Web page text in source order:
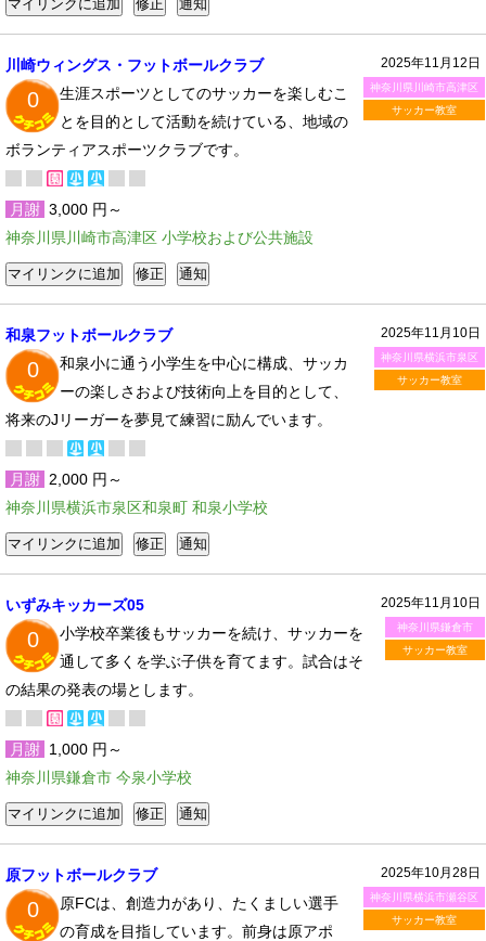
2025年11月12日
神奈川県川崎市高津区
サッカー教室
川崎ウィングス・フットボールクラブ
0
生涯スポーツとしてのサッカーを楽しむこ
とを目的として活動を続けている、地域の
ボランティアスポーツクラブです。
月謝 3,000 円～
神奈川県川崎市高津区 小学校および公共施設
2025年11月10日
神奈川県横浜市泉区
サッカー教室
和泉フットボールクラブ
0
和泉小に通う小学生を中心に構成、サッカ
ーの楽しさおよび技術向上を目的として、
将来のJリーガーを夢見て練習に励んでいます。
月謝 2,000 円～
神奈川県横浜市泉区和泉町 和泉小学校
2025年11月10日
神奈川県鎌倉市
サッカー教室
いずみキッカーズ05
0
小学校卒業後もサッカーを続け、サッカーを
通して多くを学ぶ子供を育てます。試合はそ
の結果の発表の場とします。
月謝 1,000 円～
神奈川県鎌倉市 今泉小学校
2025年10月28日
神奈川県横浜市瀬谷区
サッカー教室
原フットボールクラブ
0
原FCは、創造力があり、たくましい選手
の育成を目指しています。前身は原アポ